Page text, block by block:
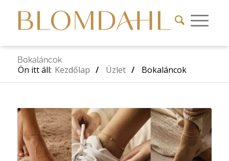
Bokaláncok
Ön itt áll: Kezdőlap / Üzlet / Bokaláncok